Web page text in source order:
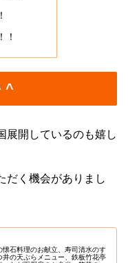
！
^
展開しているのも嬉し
だく機会がありまし
懐石料理のお献立、寿司清水のす
井の天ぷらメニュー、鉄板竹花亭